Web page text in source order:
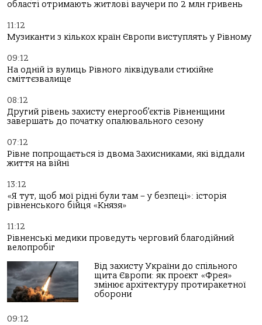
області отримають житлові ваучери по 2 млн гривень
11:12
Музиканти з кількох країн Європи виступлять у Рівному
09:12
На одній із вулиць Рівного ліквідували стихійне
сміттєзвалище
08:12
Другий рівень захисту енергооб’єктів Рівненщини
завершать до початку опалювального сезону
07:12
Рівне попрощається із двома Захисниками, які віддали
життя на війні
13:12
«Я тут, щоб мої рідні були там – у безпеці»: історія
рівненського бійця «Князя»
11:12
Рівненські медики проведуть черговий благодійний
велопробіг
Від захисту України до спільного
щита Європи: як проєкт «Фрея»
змінює архітектуру протиракетної
оборони
09:12